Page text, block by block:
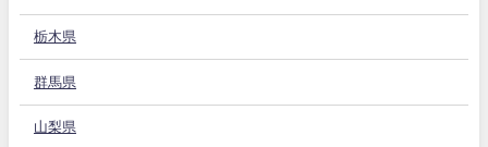
栃木県
群馬県
山梨県